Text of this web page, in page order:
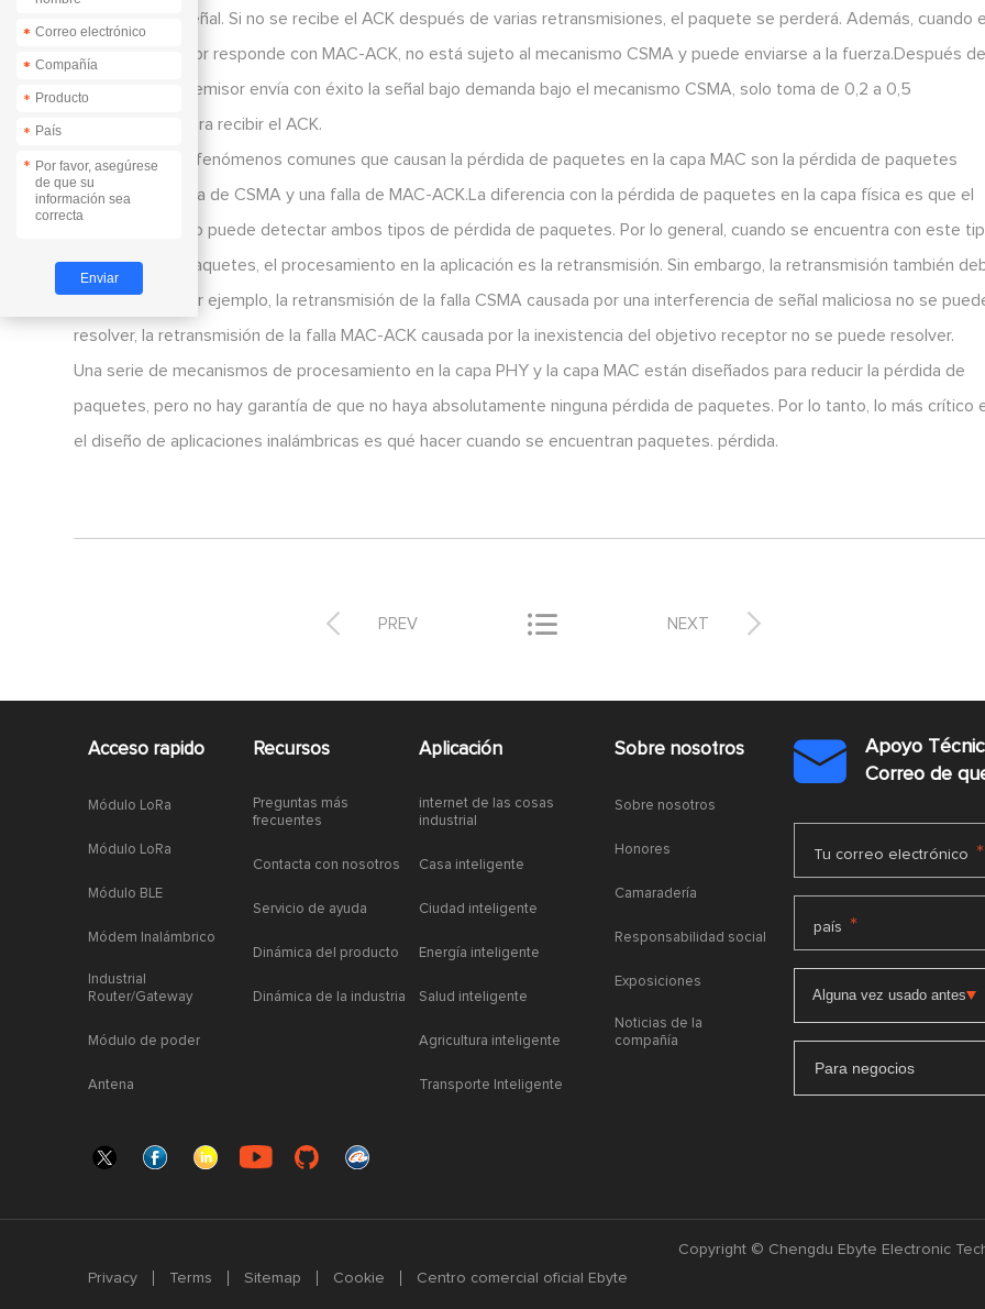
retransmitir la señal. Si no se recibe el ACK después de varias retransmisiones, el paquete se perderá. Además, cuando
extremo receptor responde con MAC-ACK, no está sujeto al mecanismo CSMA y puede enviarse a la fuerza.Después
que el extremo emisor envía con éxito la señal bajo demanda bajo el mecanismo CSMA, solo toma de 0,2 a 0,5
milisegundos. para recibir el ACK.
Por lo tanto, los fenómenos comunes que causan la pérdida de paquetes en la capa MAC son la pérdida de paquetes
debido a una falla de CSMA y una falla de MAC-ACK.La diferencia con la pérdida de paquetes en la capa física es que el
remitente mismo puede detectar ambos tipos de pérdida de paquetes. Por lo general, cuando se encuentra con este
de pérdida de paquetes, el procesamiento en la aplicación es la retransmisión. Sin embargo, la retransmisión también
ser científica, por ejemplo, la retransmisión de la falla CSMA causada por una interferencia de señal maliciosa no se
resolver, la retransmisión de la falla MAC-ACK causada por la inexistencia del objetivo receptor no se puede resolver.
Una serie de mecanismos de procesamiento en la capa PHY y la capa MAC están diseñados para reducir la pérdida de
paquetes, pero no hay garantía de que no haya absolutamente ninguna pérdida de paquetes. Por lo tanto, lo más crítico
el diseño de aplicaciones inalámbricas es qué hacer cuando se encuentran paquetes. pérdida.
 PREV  
NEXT
Acceso rapido
Módulo LoRa
Módulo LoRa
Módulo BLE
Módem Inalámbrico
Industrial
Router/Gateway
Módulo de poder
Antena
Recursos
Preguntas más
frecuentes
Contacta con nosotros
Servicio de ayuda
Dinámica del producto
Dinámica de la industria
Aplicación
internet de las cosas
industrial
Casa inteligente
Ciudad inteligente
Energía inteligente
Salud inteligente
Agricultura inteligente
Transporte Inteligente
Sobre nosotros
Sobre nosotros
Honores
Camaradería
Responsabilidad social
Exposiciones
Noticias de la
compañía

Apoyo
Correo de
Tu correo electrónico *
país *
Para negocios
Privacy Terms Sitemap Cookie Centro comercial oficial Ebyte
Copyright © Chengdu Ebyte Electronic
*
*
*
*
*
*
*